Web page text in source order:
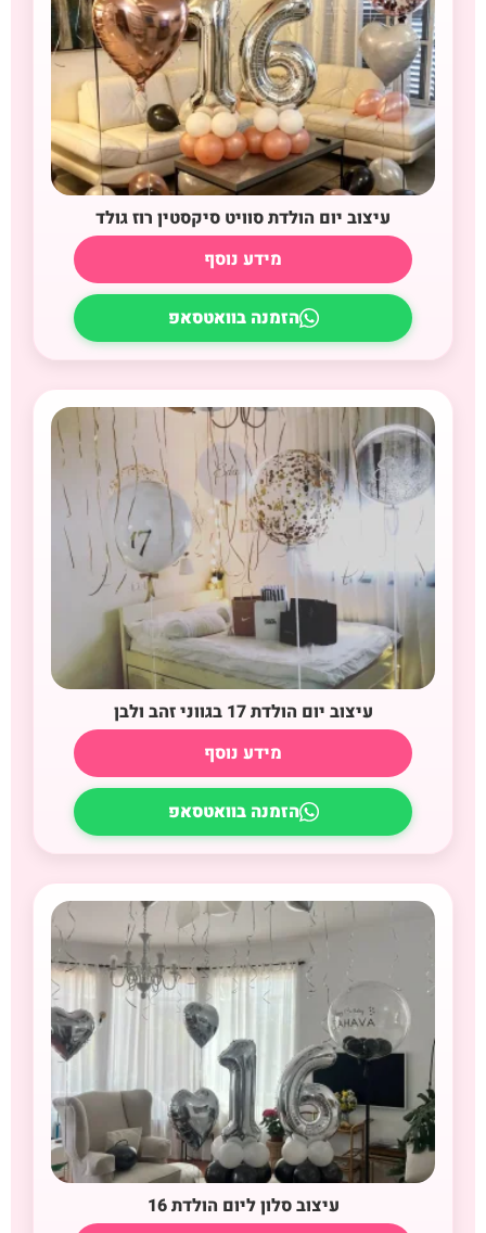
עיצוב יום הולדת סוויט סיקסטין רוז גולד
מידע נוסף
הזמנה בוואטסאפ
עיצוב יום הולדת 17 בגווני זהב ולבן
מידע נוסף
הזמנה בוואטסאפ
עיצוב סלון ליום הולדת 16